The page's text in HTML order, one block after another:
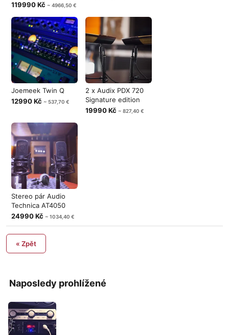
Naposledy prohlížené
119990 Kč ~ 4966,50 €
Joemeek Twin Q
12990 Kč ~ 537,70 €
2 x Audix PDX 720
Signature edition
19990 Kč ~ 827,40 €
Stereo pár Audio
Technica AT4050
24990 Kč ~ 1034,40 €
« Zpět